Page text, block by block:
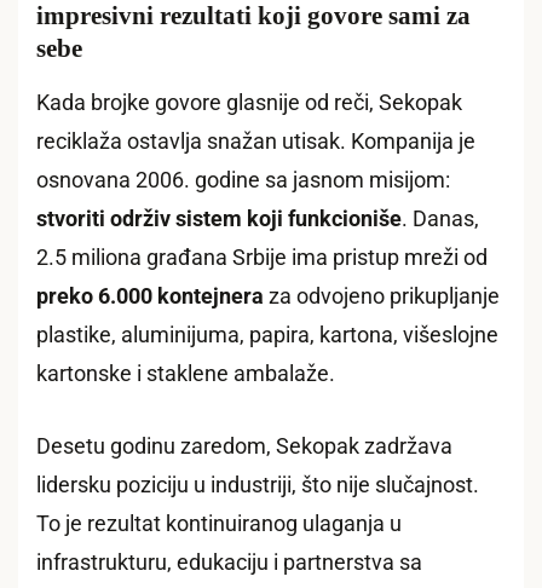
impresivni rezultati koji govore sami za
sebe
Kada brojke govore glasnije od reči, Sekopak
reciklaža ostavlja snažan utisak. Kompanija je
osnovana 2006. godine sa jasnom misijom:
stvoriti održiv sistem koji funkcioniše. Danas,
2.5 miliona građana Srbije ima pristup mreži od
preko 6.000 kontejnera za odvojeno prikupljanje
plastike, aluminijuma, papira, kartona, višeslojne
kartonske i staklene ambalaže.
Desetu godinu zaredom, Sekopak zadržava
lidersku poziciju u industriji, što nije slučajnost.
To je rezultat kontinuiranog ulaganja u
infrastrukturu, edukaciju i partnerstva sa